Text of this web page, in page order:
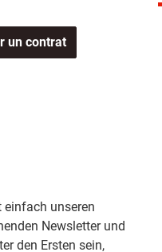
un contrat
einfach unseren
Newsletter und
den Ersten sein,